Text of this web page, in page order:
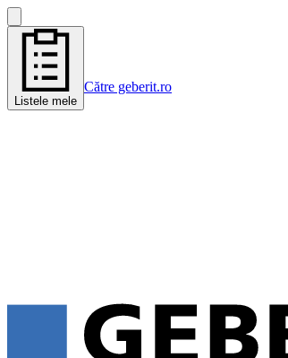
Listele mele
Către geberit.ro